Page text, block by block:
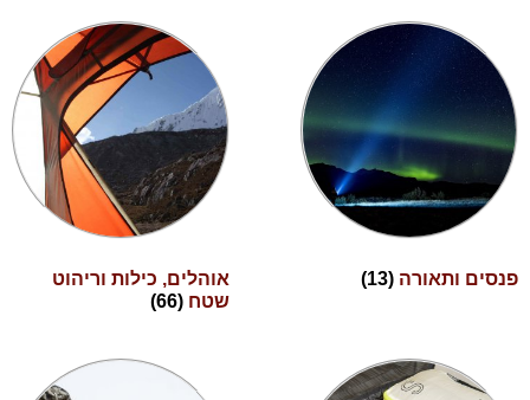
פנסים ותאורה (13)
אוהלים, כילות וריהוט
שטח (66)